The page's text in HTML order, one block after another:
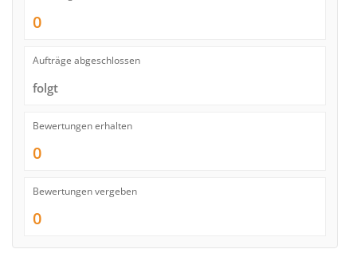
0
Aufträge abgeschlossen
folgt
Bewertungen erhalten
0
Bewertungen vergeben
0